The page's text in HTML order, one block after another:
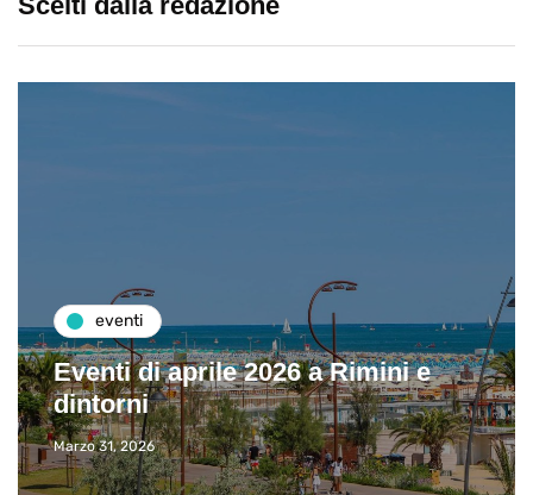
destinazioni
Visitare il Louvre in meno di 4 ore
Giugno 24, 2019